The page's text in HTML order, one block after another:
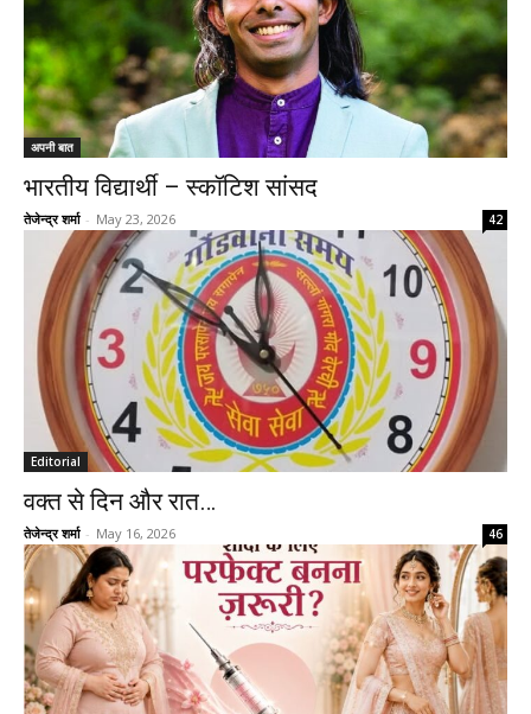
अपनी बात
भारतीय विद्यार्थी – स्कॉटिश सांसद
तेजेन्द्र शर्मा - May 23, 2026 42
Editorial
वक्त से दिन और रात…
तेजेन्द्र शर्मा - May 16, 2026 46